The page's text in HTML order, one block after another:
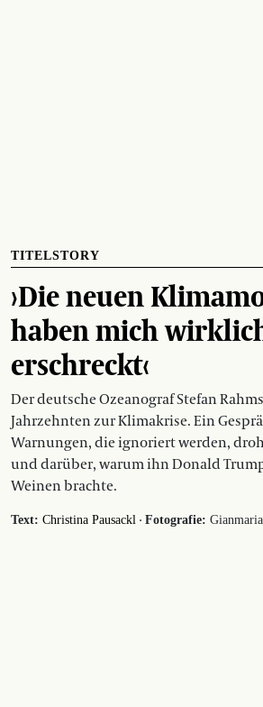
TITELSTORY
›Die neuen
haben mich
erschreckt‹
Der deutsche Ozeanograf Stefan
Jahrzehnten zur Klimakrise. Ein
Warnungen, die ignoriert werden,
und darüber, warum ihn Donald
Weinen brachte.
Text: Christina Pausackl · Fotografie: